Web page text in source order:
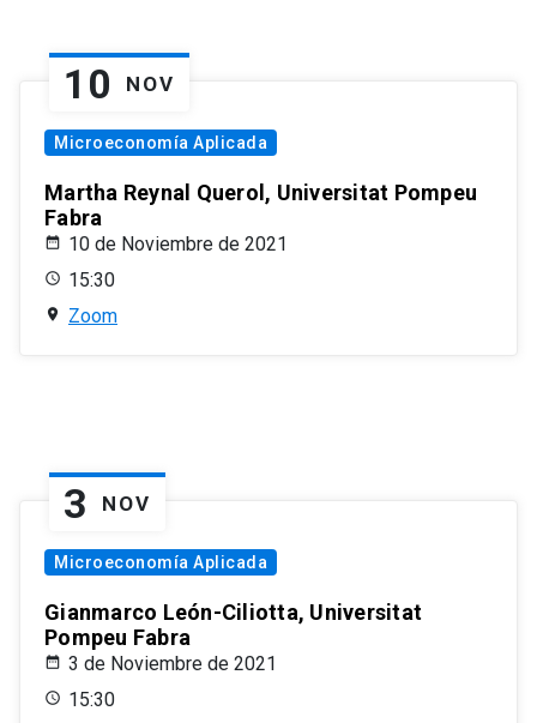
10 NOV
Microeconomía Aplicada
Martha Reynal Querol, Universitat Pompeu
Fabra
10 de Noviembre de 2021
15:30
Zoom
3 NOV
Microeconomía Aplicada
Gianmarco León-Ciliotta, Universitat
Pompeu Fabra
3 de Noviembre de 2021
15:30